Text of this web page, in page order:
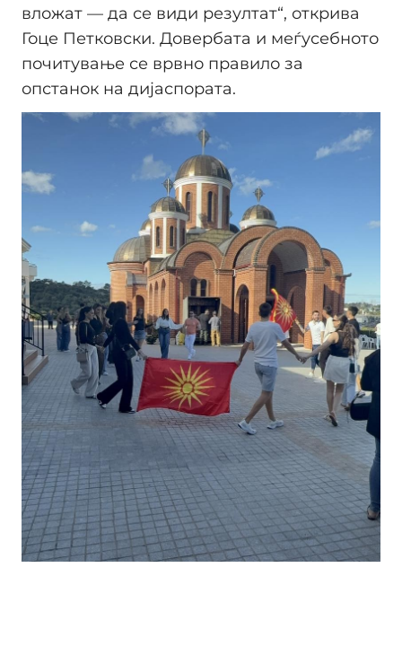
вложат — да се види резултат“, открива
Гоце Петковски. Довербата и меѓусебното
почитување се врвно правило за
опстанок на дијаспората.